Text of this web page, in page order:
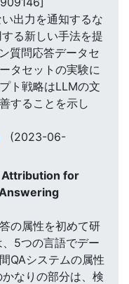
出力を通知するな
る新しい手法を提
質問応答データセ
タセットの実験に
ト戦略はLLMの文
することを示し
(2023-06-
Attribution for
の属性を初めて研
5つの言語でデー
QAシステムの属性
なりの部分は、検